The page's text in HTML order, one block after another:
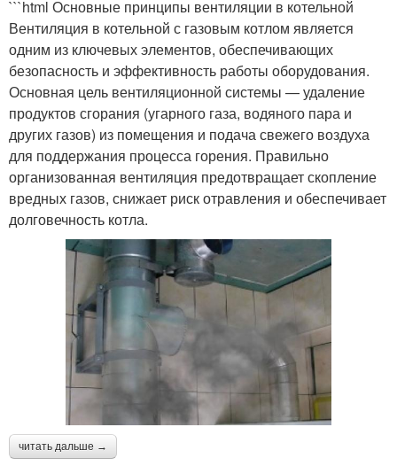
```html Основные принципы вентиляции в котельной
Вентиляция в котельной с газовым котлом является
одним из ключевых элементов, обеспечивающих
безопасность и эффективность работы оборудования.
Основная цель вентиляционной системы — удаление
продуктов сгорания (угарного газа, водяного пара и
других газов) из помещения и подача свежего воздуха
для поддержания процесса горения. Правильно
организованная вентиляция предотвращает скопление
вредных газов, снижает риск отравления и обеспечивает
долговечность котла.
читать дальше →